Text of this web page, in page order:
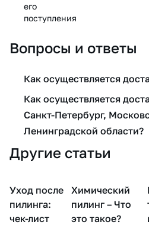
его
поступления
Вопросы и ответы
Как осуществляется
Как осуществляется
Санкт-Петербург,
Ленинградской области?
Другие статьи
Пилинг
Уход после
пилинга:
чек-лист
Пилинг
Химический
пилинг – Что
это такое?